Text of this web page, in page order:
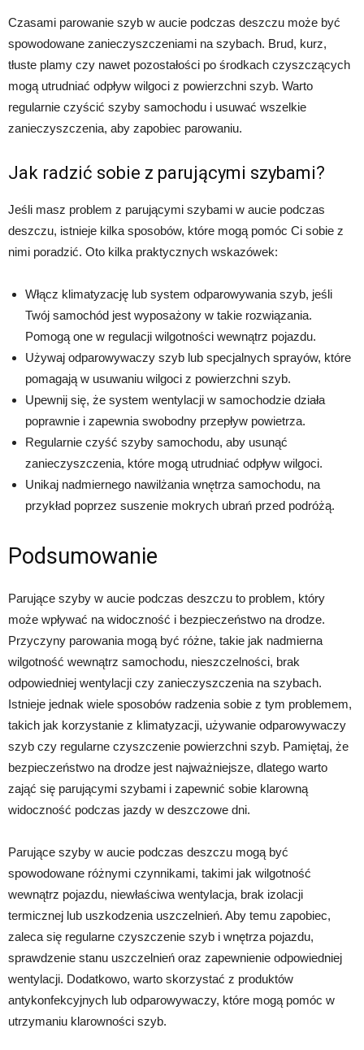
Czasami parowanie szyb w aucie podczas deszczu może być
spowodowane zanieczyszczeniami na szybach. Brud, kurz,
tłuste plamy czy nawet pozostałości po środkach czyszczących
mogą utrudniać odpływ wilgoci z powierzchni szyb. Warto
regularnie czyścić szyby samochodu i usuwać wszelkie
zanieczyszczenia, aby zapobiec parowaniu.
Jak radzić sobie z parującymi szybami?
Jeśli masz problem z parującymi szybami w aucie podczas
deszczu, istnieje kilka sposobów, które mogą pomóc Ci sobie z
nimi poradzić. Oto kilka praktycznych wskazówek:
Włącz klimatyzację lub system odparowywania szyb, jeśli
Twój samochód jest wyposażony w takie rozwiązania.
Pomogą one w regulacji wilgotności wewnątrz pojazdu.
Używaj odparowywaczy szyb lub specjalnych sprayów, które
pomagają w usuwaniu wilgoci z powierzchni szyb.
Upewnij się, że system wentylacji w samochodzie działa
poprawnie i zapewnia swobodny przepływ powietrza.
Regularnie czyść szyby samochodu, aby usunąć
zanieczyszczenia, które mogą utrudniać odpływ wilgoci.
Unikaj nadmiernego nawilżania wnętrza samochodu, na
przykład poprzez suszenie mokrych ubrań przed podróżą.
Podsumowanie
Parujące szyby w aucie podczas deszczu to problem, który
może wpływać na widoczność i bezpieczeństwo na drodze.
Przyczyny parowania mogą być różne, takie jak nadmierna
wilgotność wewnątrz samochodu, nieszczelności, brak
odpowiedniej wentylacji czy zanieczyszczenia na szybach.
Istnieje jednak wiele sposobów radzenia sobie z tym problemem,
takich jak korzystanie z klimatyzacji, używanie odparowywaczy
szyb czy regularne czyszczenie powierzchni szyb. Pamiętaj, że
bezpieczeństwo na drodze jest najważniejsze, dlatego warto
zająć się parującymi szybami i zapewnić sobie klarowną
widoczność podczas jazdy w deszczowe dni.
Parujące szyby w aucie podczas deszczu mogą być
spowodowane różnymi czynnikami, takimi jak wilgotność
wewnątrz pojazdu, niewłaściwa wentylacja, brak izolacji
termicznej lub uszkodzenia uszczelnień. Aby temu zapobiec,
zaleca się regularne czyszczenie szyb i wnętrza pojazdu,
sprawdzenie stanu uszczelnień oraz zapewnienie odpowiedniej
wentylacji. Dodatkowo, warto skorzystać z produktów
antykonfekcyjnych lub odparowywaczy, które mogą pomóc w
utrzymaniu klarowności szyb.